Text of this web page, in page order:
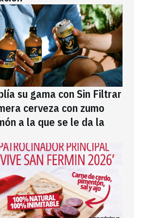
su gama con Sin Filtrar
cerveza con zumo
a la que se le da la